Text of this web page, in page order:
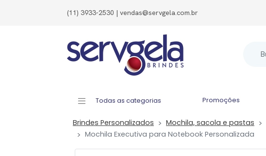
(11) 3933-2530 | vendas@servgela.com.br
Todas as categorias Promoções
Brindes Personalizados Mochila, sacola e pastas
Mochila Executiva para Notebook Personalizada